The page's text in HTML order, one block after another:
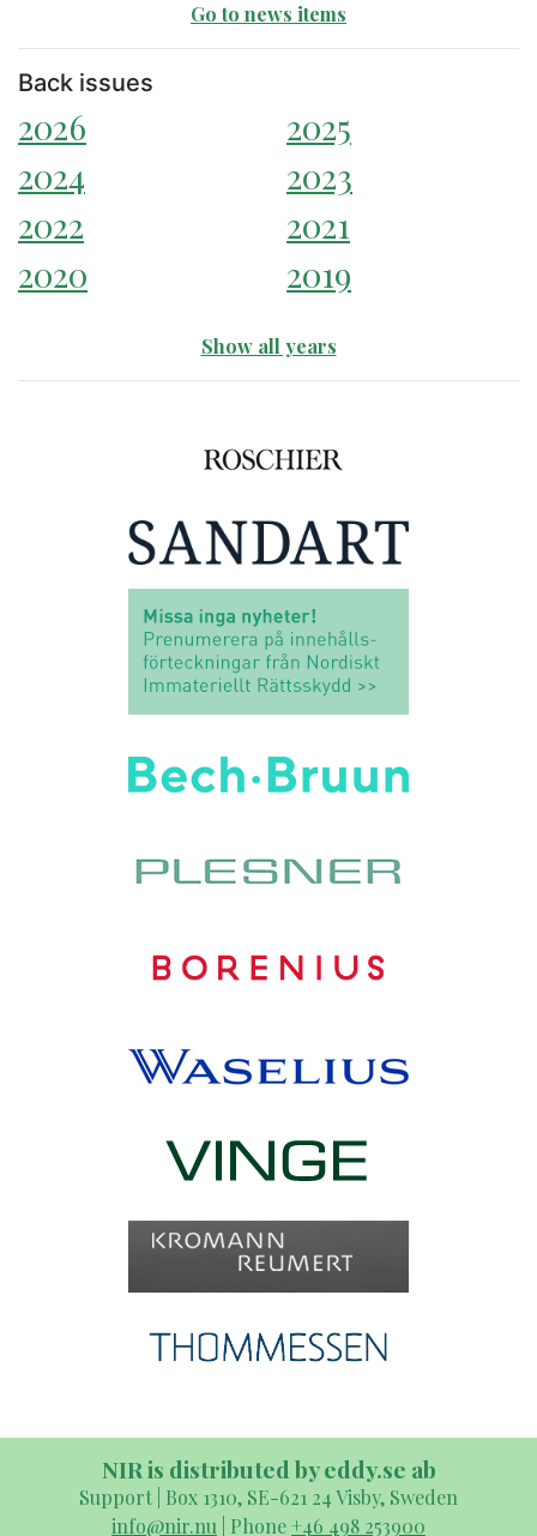
Go to news items
Back issues
2026
2025
2024
2023
2022
2021
2020
2019
Show all years
NIR is distributed by eddy.se ab
Support | Box 1310, SE-621 24 Visby, Sweden
info@nir.nu | Phone+46 498 253900